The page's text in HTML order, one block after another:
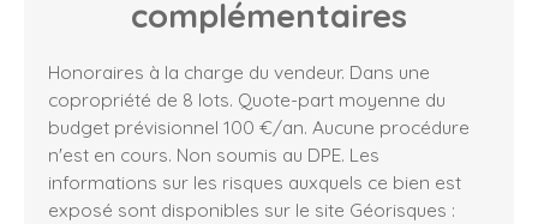
complémentaires
Honoraires à la charge du vendeur. Dans une
copropriété de 8 lots. Quote-part moyenne du
budget prévisionnel 100 €/an. Aucune procédure
n'est en cours. Non soumis au DPE. Les
informations sur les risques auxquels ce bien est
exposé sont disponibles sur le site Géorisques :